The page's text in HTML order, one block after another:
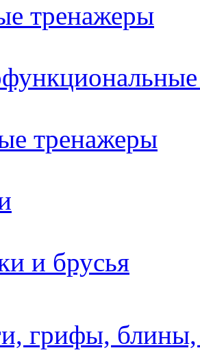
тренажеры
тренажеры
и брусья
грифы, блины,